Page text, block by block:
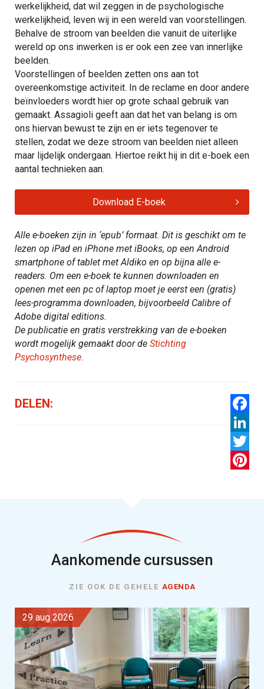
werkelijkheid, dat wil zeggen in de psychologische
werkelijkheid, leven wij in een wereld van voorstellingen.
Behalve de stroom van beelden die vanuit de uiterlijke
wereld op ons inwerken is er ook een zee van innerlijke
beelden.
Voorstellingen of beelden zetten ons aan tot
overeenkomstige activiteit. In de reclame en door andere
beïnvloeders wordt hier op grote schaal gebruik van
gemaakt. Assagioli geeft aan dat het van belang is om
ons hiervan bewust te zijn en er iets tegenover te
stellen, zodat we deze stroom van beelden niet alleen
maar lijdelijk ondergaan. Hiertoe reikt hij in dit e-boek een
aantal technieken aan.
Download E-boek
Alle e-boeken zijn in ‘epub’ formaat. Dit is geschikt om te
lezen op iPad en iPhone met iBooks, op een Android
smartphone of tablet met Aldiko en op bijna alle e-
readers. Om een e-boek te kunnen downloaden en
openen met een pc of laptop moet je eerst een (gratis)
lees-programma downloaden, bijvoorbeeld Calibre of
Adobe digital editions.
De publicatie en gratis verstrekking van de e-boeken
wordt mogelijk gemaakt door de Stichting
Psychosynthese.
DELEN:
Twitter
Aankomende cursussen
ZIE OOK DE GEHELE AGENDA
29 aug 2026